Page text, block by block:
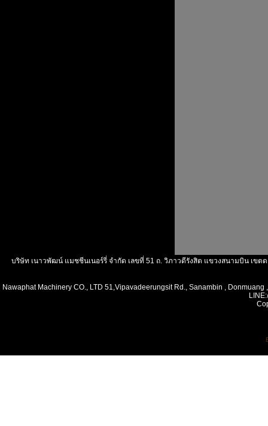
บริษัท เนาวพัฒน์ แมชชีนเนอร์รี่ จำกัด เลขที่ 51 ถ. วิภาวดีรังสิต แขวงสนามบิน เขต
Nawaphat Machinery CO., LTD 51,Vipavadeerungsit Rd., Sanambin ,